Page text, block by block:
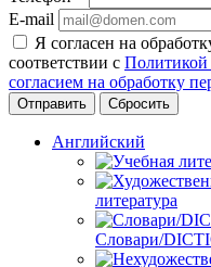
E-mail
Я согласен на
соответствии с Политикой
согласием на обработку
Сбросить
Английский
литература
Словари/